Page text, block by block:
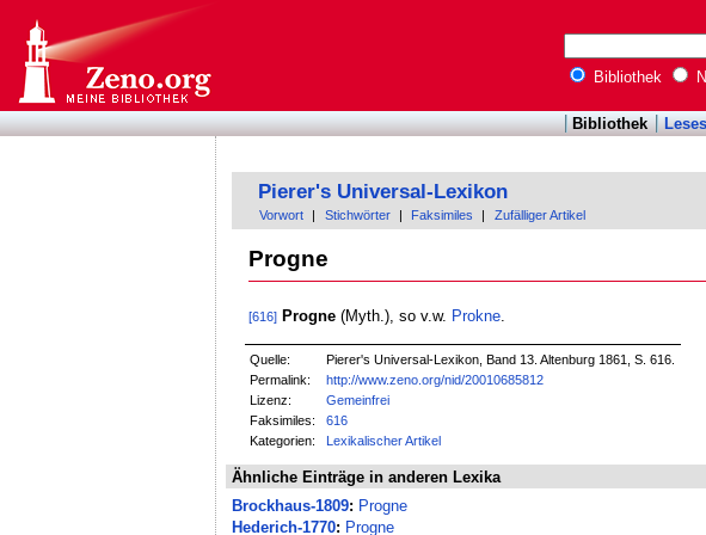
Bibliothek
Bibliothek
Pierer's Universal-Lexikon
Vorwort Stichwörter Faksimiles Zufälliger Artikel
Progne
[616] Progne(Myth.), so v.w. Prokne.
Quelle:
Pierer's Universal-Lexikon, Band 13. Altenburg 1861, S. 616.
Permalink:
http://www.zeno.org/nid/20010685812
Lizenz:
Gemeinfrei
Faksimiles:
616
Kategorien:
Lexikalischer Artikel
Ähnliche Einträge in anderen Lexika
Brockhaus-1809: Progne
Hederich-1770: Progne